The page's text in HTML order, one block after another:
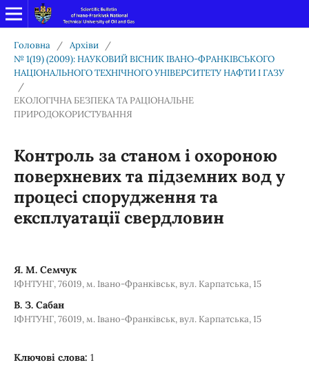
Головна / Архіви
/
№ 1(19) (2009): НАУКОВИЙ ВІСНИК ІВАНО-ФРАНКІВСЬКОГО
НАЦІОНАЛЬНОГО ТЕХНІЧНОГО УНІВЕРСИТЕТУ НАФТИ І ГАЗУ
/
ЕКОЛОГІЧНА БЕЗПЕКА ТА РАЦІОНАЛЬНЕ
ПРИРОДОКОРИСТУВАННЯ
Контроль за станом і охороною
поверхневих та підземних вод у
процесі спорудження та
експлуатації свердловин
Я. М. Семчук
ІФНТУНГ, 76019, м. Івано-Франківськ, вул. Карпатська, 15
В. З. Сабан
ІФНТУНГ, 76019, м. Івано-Франківськ, вул. Карпатська, 15
Ключові слова: 1